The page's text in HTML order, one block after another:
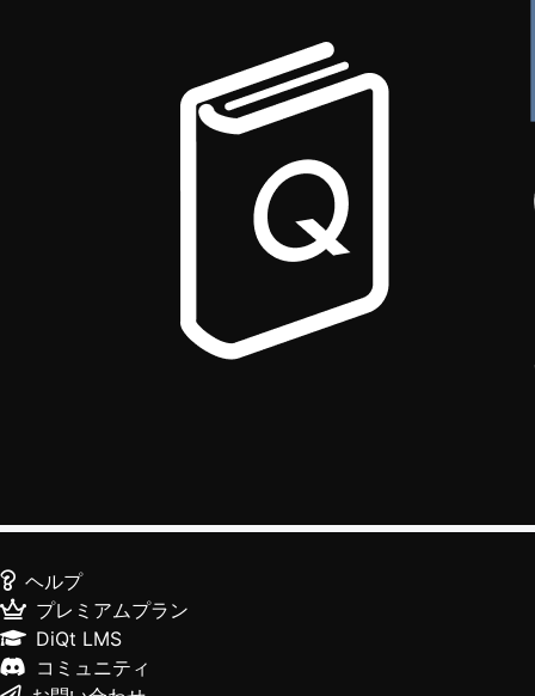
ヘルプ
プレミアムプラン
DiQt LMS
コミュニティ